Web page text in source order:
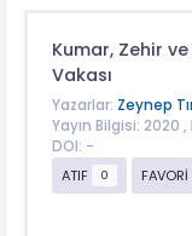
Kumar, Zehir
Vakası
Yazarlar: Zeynep
Yayın Bilgisi: 2020 ,
DOI: -
ATIF
0 FAVORİ